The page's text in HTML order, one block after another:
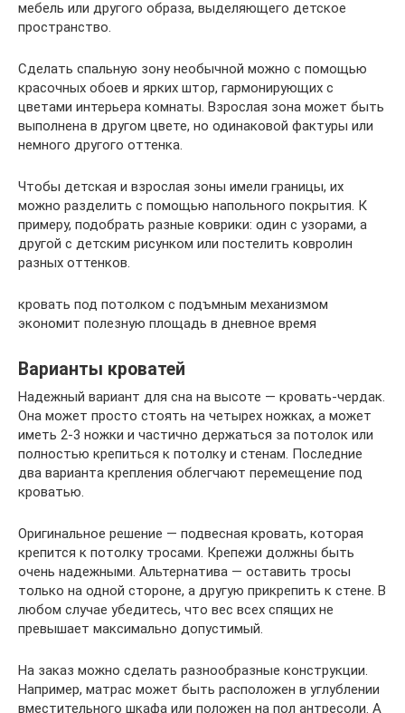
мебель или другого образа, выделяющего детское
пространство.
Сделать спальную зону необычной можно с помощью
красочных обоев и ярких штор, гармонирующих с
цветами интерьера комнаты. Взрослая зона может быть
выполнена в другом цвете, но одинаковой фактуры или
немного другого оттенка.
Чтобы детская и взрослая зоны имели границы, их
можно разделить с помощью напольного покрытия. К
примеру, подобрать разные коврики: один с узорами, а
другой с детским рисунком или постелить ковролин
разных оттенков.
кровать под потолком с подъмным механизмом
экономит полезную площадь в дневное время
Варианты кроватей
Надежный вариант для сна на высоте — кровать-чердак.
Она может просто стоять на четырех ножках, а может
иметь 2-3 ножки и частично держаться за потолок или
полностью крепиться к потолку и стенам. Последние
два варианта крепления облегчают перемещение под
кроватью.
Оригинальное решение — подвесная кровать, которая
крепится к потолку тросами. Крепежи должны быть
очень надежными. Альтернатива — оставить тросы
только на одной стороне, а другую прикрепить к стене. В
любом случае убедитесь, что вес всех спящих не
превышает максимально допустимый.
На заказ можно сделать разнообразные конструкции.
Например, матрас может быть расположен в углублении
вместительного шкафа или положен на пол антресоли. А